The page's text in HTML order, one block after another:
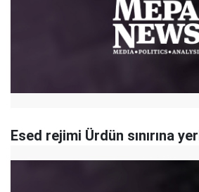
Esed rejimi Ürdün sınırına